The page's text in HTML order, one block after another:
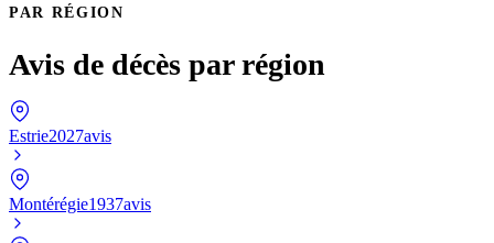
PAR RÉGION
Avis de décès par région
Estrie2027avis
Montérégie1937avis